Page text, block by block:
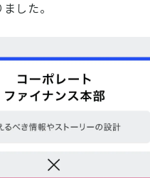
した。